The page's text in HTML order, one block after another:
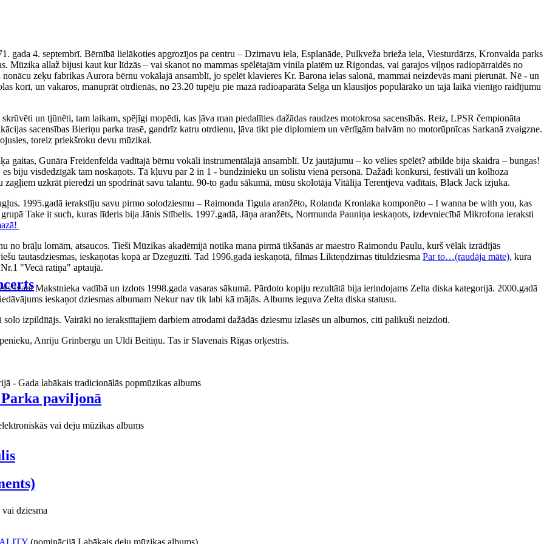
paviljonā
gada 4. septembrī. Bērnībā lielākoties apgrozījos pa centru – Dzirnavu iela, Esplanāde, Pulkveža brieža iela, Viesturdārzs, Kronvalda parks
Mūzika allaž bijusi kaut kur līdzās – vai skanot no mammas spēlētajām vinila platēm uz Rigondas, vai garajos viļņos radiopārraidēs no
zeķu fabrikas Aurora bērnu vokālajā ansamblī, jo spēlēt klavieres Kr. Barona ielas salonā, mammai neizdevās mani pierunāt. Nē - un
korī, un vakaros, manuprāt otrdienās, no 23.20 tupēju pie mazā radioaparāta Selga un klausījos populārāko un tajā laikā vienīgo raidījumu
un tjūnēti, tam laikam, spējīgi mopēdi, kas ļāva man piedalīties dažādas raudzes motokrosa sacensībās. Reiz, LPSR čempionāta
sacensības Bieriņu parka trasē, gandrīz katru otrdienu, ļāva tikt pie diplomiem un vērtīgām balvām no motorūpnīcas Sarkanā zvaigzne.
toreiz priekšroku devu mūzikai.
gaitas, Gunāra Freidenfelda vadītajā bērnu vokāli instrumentālajā ansamblī. Uz jautājumu – ko vēlies spēlēt? atbilde bija skaidra – bungas!
biju visdedzīgāk tam noskaņots. Tā kļuvu par 2 in 1 - bundzinieku un solistu vienā personā. Dažādi konkursi, festivāli un kolhoza
uzkrāt pieredzi un spodrināt savu talantu. 90-to gadu sākumā, mūsu skolotāja Vitālija Terentjeva vadītais, Black Jack izjuka.
1995.gadā ierakstīju savu pirmo solodziesmu – Raimonda Tigula aranžēto, Rolanda Kronlaka komponēto – I wanna be with you, kas
Take it such, kuras līderis bija Jānis Stībelis. 1997.gadā, Jāņa aranžēts, Normunda Pauniņa ieskaņots, izdevniecībā Mikrofona ieraksti
brāļu lomām, atsaucos. Tieši Mūzikas akadēmijā notika mana pirmā tikšanās ar maestro Raimondu Paulu, kurš vēlāk izrādījās
tautasdziesmas, ieskaņotas kopā ar Dzeguzīti. Tad 1996.gadā ieskaņotā, filmas Likteņdzirnas tituldziesma Par to…(raudāja māte), kura
"Vecā ratiņa" aptaujā.
Ivara Makstnieka vadībā un izdots 1998.gada vasaras sākumā. Pārdoto kopiju rezultātā bija ierindojams Zelta diska kategorijā. 2000.gadā
ieskaņot dziesmas albumam Nekur nav tik labi kā mājās. Albums ieguva Zelta diska statusu.
izpildītājs. Vairāki no ierakstītajiem darbiem atrodami dažādās dziesmu izlasēs un albumos, citi palikuši neizdoti.
Anriju Grinbergu un Uldi Beitiņu. Tas ir Slavenais Rīgas orķestris.
- Gada labākais tradicionālās popmūzikas albums
vai deju mūzikas albums
dziesma
(nominācijā Labākais deju mūzikas albums)